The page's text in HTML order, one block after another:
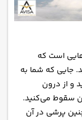
است که
جایی که شما به
از درون
به پایین سقوط می‌کنید.
پرشی در آن